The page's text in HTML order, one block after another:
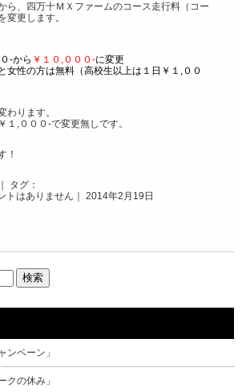
ら、四万十ＭＸファームのコース走行料（コー
変更します。
‐から ￥１０,０００‐に変更
女性の方は無料（高校生以上は１日￥１,００
わります。
１,０００‐で変更無しです。
！
｜ タグ：
トはありません ｜ 2014年2月19日
ンペーン」
クの休み」